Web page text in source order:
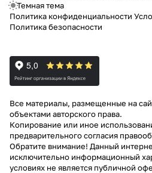
Темная тема
Политика конфиденциальности
Политика безопасности
Все материалы, размещенные на
объектами авторского права.
Копирование или иное
предварительного согласия
Обратите внимание! Данный
исключительно информационный
условиях не является публичной